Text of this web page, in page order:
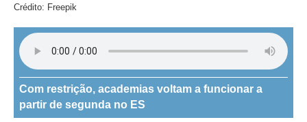
Crédito: Freepik
Com restrição, academias voltam a funcionar a
partir de segunda no ES